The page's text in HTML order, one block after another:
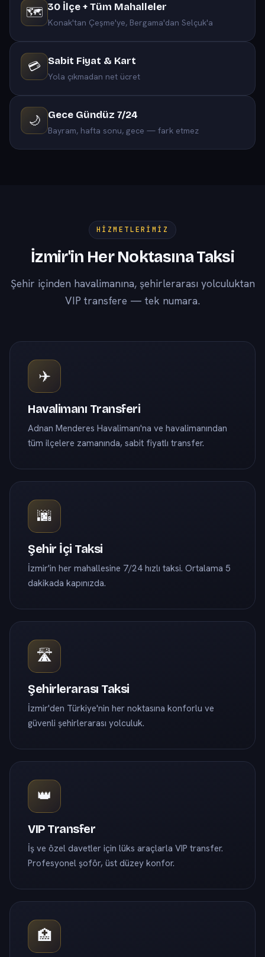
🗺️ 30 İlçe + Tüm Mahalleler
Konak'tan Çeşme'ye, Bergama'dan Selçuk'a
💳 Sabit Fiyat & Kart
Yola çıkmadan net ücret
🌙 Gece Gündüz 7/24
Bayram, hafta sonu, gece — fark etmez
HIZMETLERIMIZ
İzmir'in Her Noktasına Taksi
Şehir içinden havalimanına, şehirlerarası yolculuktan
VIP transfere — tek numara.
✈️
Havalimanı Transferi
Adnan Menderes Havalimanı'na ve havalimanından
tüm ilçelere zamanında, sabit fiyatlı transfer.
🌆
Şehir İçi Taksi
İzmir'in her mahallesine 7/24 hızlı taksi. Ortalama 5
dakikada kapınızda.
🛣️
Şehirlerarası Taksi
İzmir'den Türkiye'nin her noktasına konforlu ve
güvenli şehirlerarası yolculuk.
👑
VIP Transfer
İş ve özel davetler için lüks araçlarla VIP transfer.
Profesyonel şoför, üst düzey konfor.
🏥